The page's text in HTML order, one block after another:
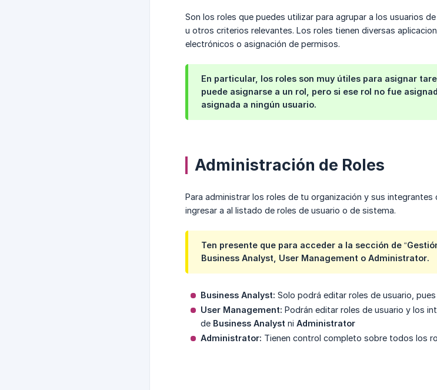
Son los roles que puedes utilizar para agrupar a los usuarios
u otros criterios relevantes. Los roles tienen diversas
electrónicos o asignación de permisos.
En particular, los roles son muy útiles para asignar
puede asignarse a un rol, pero si ese rol no fue
asignada a ningún usuario.
Administración de Roles
Para administrar los roles de tu organización y sus integrantes
ingresar a al listado de roles de usuario o de sistema.
Ten presente que para acceder a la sección de
Business Analyst, User Management o Administrator.
Business Analyst: Solo podrá editar roles de usuario,
User Management: Podrán editar roles de usuario y los
de Business Analyst ni Administrator
Administrator: Tienen control completo sobre todos los